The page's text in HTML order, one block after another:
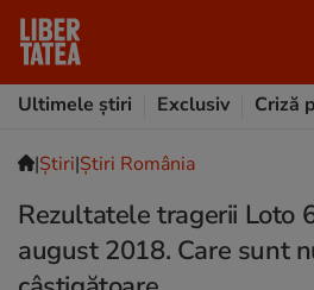
Ultimele știri
Exclusiv Criză
|Ştiri|Știri România
Rezultatele tragerii Loto
august 2018. Care sunt